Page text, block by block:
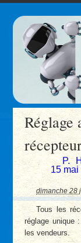
Réglage
P.
15 mai
dimanche 28
Tous les
réglage unique
les vendeurs.